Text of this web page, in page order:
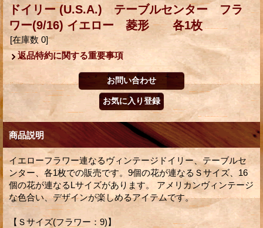
ドイリー (U.S.A.) テーブルセンター フラ
ワー(9/16) イエロー 菱形 各1枚
[在庫数 0]
返品特約に関する重要事項
商品説明
イエローフラワー連なるヴィンテージドイリー、テーブルセ
ンター、各1枚での販売です。9個の花が連なるＳサイズ、16
個の花が連なるLサイズがあります。 アメリカンヴィンテージ
な色合い、デザインが楽しめるアイテムです。
【Ｓサイズ(フラワー：9)】